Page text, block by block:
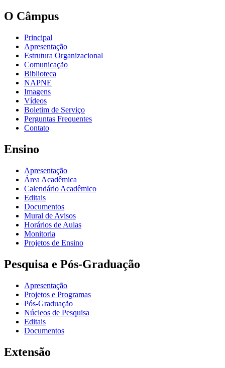
O Câmpus
Principal
Apresentação
Estrutura Organizacional
Comunicação
Biblioteca
NAPNE
Imagens
Vídeos
Boletim de Serviço
Perguntas Frequentes
Contato
Ensino
Apresentação
Área Acadêmica
Calendário Acadêmico
Editais
Documentos
Mural de Avisos
Horários de Aulas
Monitoria
Projetos de Ensino
Pesquisa e Pós-Graduação
Apresentação
Projetos e Programas
Pós-Graduação
Núcleos de Pesquisa
Editais
Documentos
Extensão